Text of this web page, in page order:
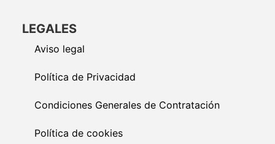
LEGALES
Aviso legal
Política de Privacidad
Condiciones Generales de Contratación
Política de cookies